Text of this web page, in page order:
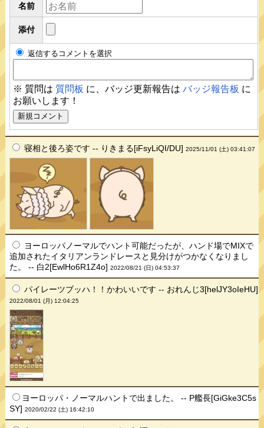
名前
添付
返信するコメントを選択
※ 質問は 質問板 に、バッジ更新報告はバッジ報告板 に
お願いします！
寝相と後ろ姿です -- りきまる[iFsyLiQI/DU]2025/11/01 (土) 03:41:07
ヨーロッパノーマルでハント可能だったが、ハンド場でMIXで
追加されたイタリアンランドレースと見分けがつかなくなりまし
た。 -- 白2[EwlHo6R1Z4o]2022/08/21 (日) 04:53:37
パイレーツブッハ！！かわいいです -- おれんじ3[helJY3oIeHU]
2022/08/01 (月) 12:04:25
ヨーロッパ・ノーマルハントで出ました。 -- P艦長[GiGke3C5s
SY]2020/02/22 (土) 16:42:10